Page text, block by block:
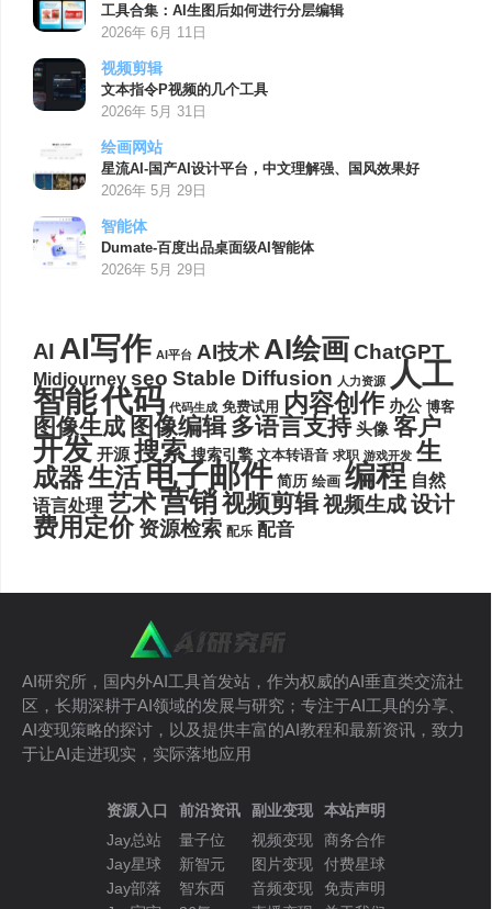
工具合集：AI生图后如何进行分层编辑
2026年 6月 11日
视频剪辑
文本指令P视频的几个工具
2026年 5月 31日
绘画网站
星流AI-国产AI设计平台，中文理解强、国风效果好
2026年 5月 29日
智能体
Dumate-百度出品桌面级AI智能体
2026年 5月 29日
AI AI写作 AI平台 AI技术AI绘画ChatGPT
Midjourney seo Stable Diffusion 人力资源 人工
智能代码 代码生成 免费试用 内容创作 办公 博客
图像生成 图像编辑 多语言支持 头像 客户
开发 开源 搜索 搜索引擎 文本转语音 求职 游戏开发 生
成器生活电子邮件 简历 绘画 编程 自然
语言处理 艺术营销视频剪辑视频生成设计
费用定价 资源检索 配乐 配音
AI研究所，国内外AI工具首发站，作为权威的AI垂直类交流社
区，长期深耕于AI领域的发展与研究；专注于AI工具的分享、
AI变现策略的探讨，以及提供丰富的AI教程和最新资讯，致力
于让AI走进现实，实际落地应用
资源入口
Jay总站
Jay星球
Jay部落
前沿资讯
量子位
新智元
智东西
副业变现
视频变现
图片变现
音频变现
本站声明
商务合作
付费星球
免责声明